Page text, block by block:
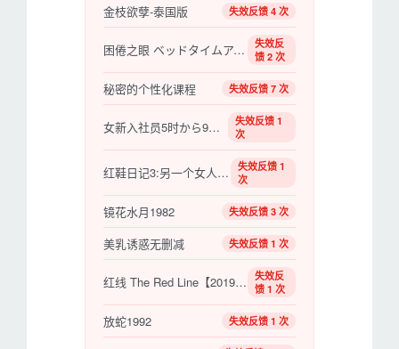
金枝欲孽-泰国版 失效反馈 4 次
困倦之眼 ベッドタイムアイズ 【1987】【日本】【情色】
失效反
馈 2 次
秘密的个性化课程 失效反馈 7 次
女新入社员5时から9时まで
失效反馈 1
次
红鞋日记3:另一个女人的口红
失效反馈 1
次
镜花水月1982 失效反馈 3 次
美乳诱惑无删减 失效反馈 1 次
红线 The Red Line【2019】【美剧】【更新至03】
失效反
馈 1 次
放蛇1992 失效反馈 1 次